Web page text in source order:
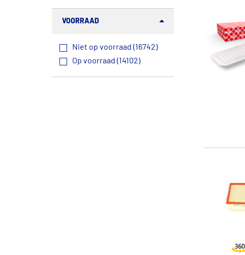
VOORRAAD
Niet op voorraad (16742)
Op voorraad (14102)